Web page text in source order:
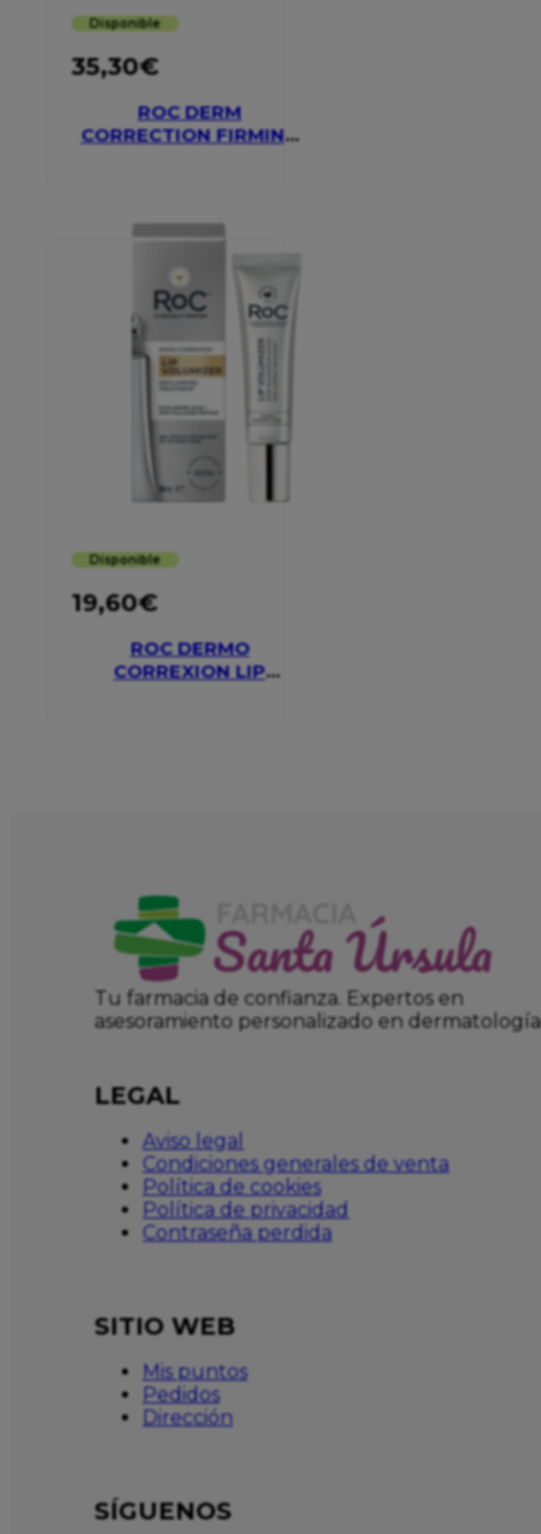
Disponible
35,30€
ROC DERM
CORRECTION FIRMING
Disponible
19,60€
ROC DERMO
CORREXION LIP
Tu farmacia de confianza. Expertos en
asesoramiento personalizado en dermatología
LEGAL
Aviso legal
Condiciones generales de venta
Política de cookies
Política de privacidad
Contraseña perdida
SITIO WEB
Mis puntos
Pedidos
Dirección
SÍGUENOS